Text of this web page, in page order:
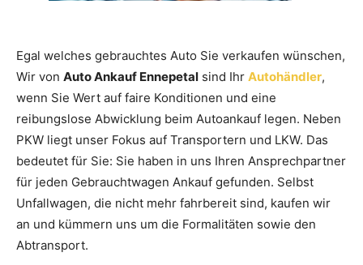
Egal welches gebrauchtes Auto Sie verkaufen wünschen,
Wir von Auto Ankauf Ennepetal sind Ihr Autohändler,
wenn Sie Wert auf faire Konditionen und eine
reibungslose Abwicklung beim Autoankauf legen. Neben
PKW liegt unser Fokus auf Transportern und LKW. Das
bedeutet für Sie: Sie haben in uns Ihren Ansprechpartner
für jeden Gebrauchtwagen Ankauf gefunden. Selbst
Unfallwagen, die nicht mehr fahrbereit sind, kaufen wir
an und kümmern uns um die Formalitäten sowie den
Abtransport.